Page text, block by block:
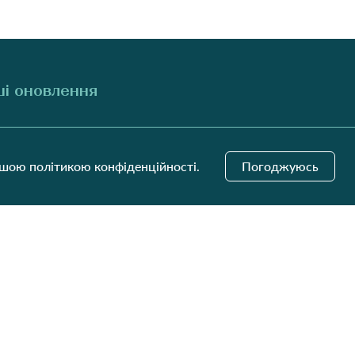
оновлення
політикою конфіденційності.
Погоджуюсь